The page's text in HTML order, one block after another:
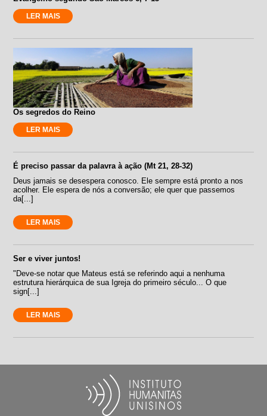
LER MAIS
Os segredos do Reino
LER MAIS
É preciso passar da palavra à ação (Mt 21, 28-32)
Deus jamais se desespera conosco. Ele sempre está pronto a nos
acolher. Ele espera de nós a conversão; ele quer que passemos
da[...]
LER MAIS
Ser e viver juntos!
"Deve-se notar que Mateus está se referindo aqui a nenhuma
estrutura hierárquica de sua Igreja do primeiro século... O que
sign[...]
LER MAIS